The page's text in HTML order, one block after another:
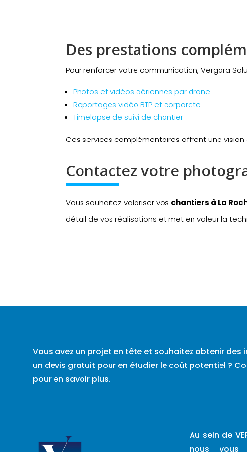
Des prestations
Pour renforcer votre communication, Vergara
Photos et vidéos aériennes par drone
Reportages vidéo BTP et corporate
Timelapse de suivi de chantier
Ces services complémentaires offrent une
Contactez votre
Vous souhaitez valoriser vos chantiers à La
détail de vos réalisations et met en valeur la
Vous avez un projet en tête et souhaitez obtenir des
un devis gratuit pour en étudier le coût potentiel ?
pour en savoir plus.
Au sein de
nous vous